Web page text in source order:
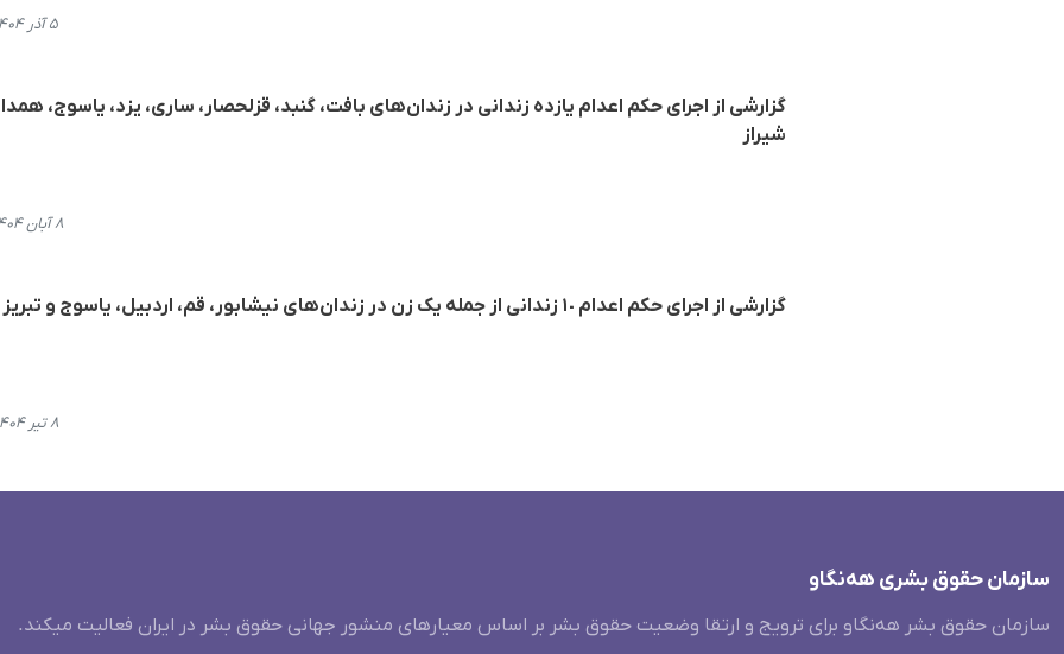
۵ آذر ۱۴۰۴، ۱۹:۵۵
گزارشی از اجرای حکم اعدام یازدە زندانی در زندان‌های بافت، گنبد، قزلحصار، ساری، یزد، یاسوج،
شیراز
۸ آبان ۱۴۰۴، ۰۰:۱۳
گزارشی از اجرای حکم اعدام ١٠ زندانی از جملە یک زن در زندان‌های نیشابور، قم، اردبیل، یاسوج و تبریز
۸ تیر ۱۴۰۴، ۱۶:۳۸
سازمان حقوق بشری هەنگاو
سازمان حقوق بشر هه‌نگاو برای ترویج و ارتقا وضعیت حقوق بشر بر اساس معیارهای منشور جهانی حقوق بشر در ایران فعالیت میکند.